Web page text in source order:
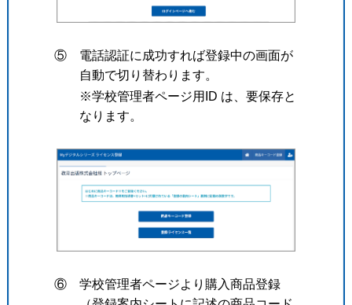
⑤ 電話認証に成功すれば登録中の画面が
自動で切り替わります。
※学校管理者ページ用ID は、要保存と
なります。
⑥ 学校管理者ページより購入商品登録